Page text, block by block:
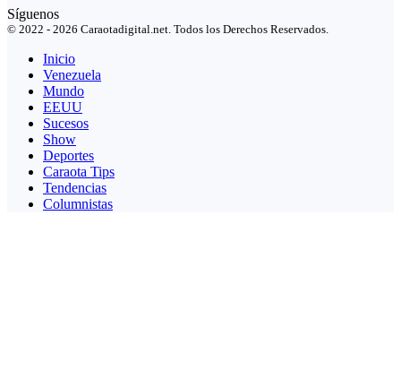
Síguenos
© 2022 - 2026 Caraotadigital.net. Todos los Derechos Reservados.
Inicio
Venezuela
Mundo
EEUU
Sucesos
Show
Deportes
Caraota Tips
Tendencias
Columnistas